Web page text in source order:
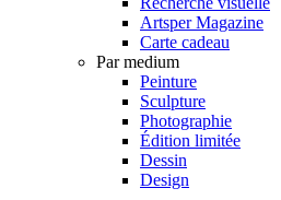
Artsper Magazine
Carte cadeau
Par medium
Peinture
Sculpture
Photographie
Édition limitée
Dessin
Design